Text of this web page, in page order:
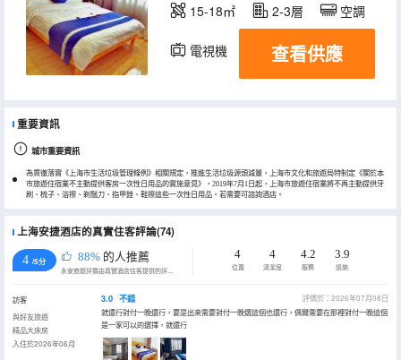
15-18㎡ 2-3層 空調
電視機 查看供應
重要資訊
城市重要資訊
為貫徹落實《上海市生活垃圾管理條例》相關規定，推進生活垃圾源頭減量，上海市文化和旅遊局特制定《關於本
市旅遊住宿業不主動提供客房一次性日用品的實施意見》，2019年7月1日起，上海市旅遊住宿業將不再主動提供牙
刷、梳子、浴擦、剃鬚刀、指甲銼、鞋擦這些一次性日用品。若需要可諮詢酒店。
上海安捷酒店的真實住客評論(74)
4 /5分 88% 的人推薦
永安旅遊評價由真實酒店住客提供的評價。
4
位置
4
清潔度
4.2
服務
3.9
設施
訪客
與好友旅遊
精品大床房
入住於2026年06月
3.0 不錯
評價於：2026年07月08日
就還行對付一晚還行，要是出來需要對付一晚選這個也還行，偶爾需要在那裡對付一晚這個
是一家可以的選擇，就還行